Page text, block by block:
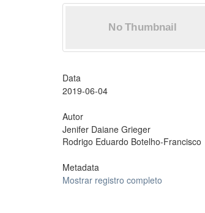
Data
2019-06-04
Autor
Jenifer Daiane Grieger
Rodrigo Eduardo Botelho-Francisco
Metadata
Mostrar registro completo